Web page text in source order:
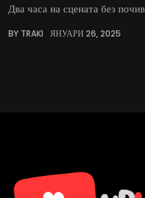
Два часа на сцената без
BY TRAKI ЯНУАРИ 26, 2025